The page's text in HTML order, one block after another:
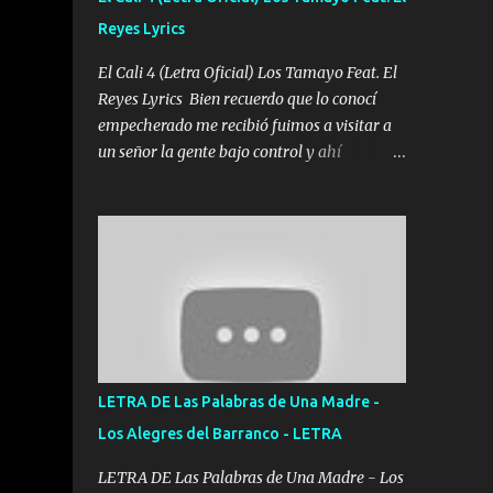
agarrar el vuelo y la mente y tranquilizando
Tomense un buen trago Y así es como
empezamos los versos que voy cantando
(Music) A vido alta y bajas La carreta se
atora Pero nunca le aflojamos Ya me han
pasado cosas Y aunque ustedes no sepan
es...
Reyes Lyrics
El Cali 4 (Letra Oficial) Los Tamayo Feat. El
Reyes Lyrics Bien recuerdo que lo conocí
empecherado me recibió fuimos a visitar a
un señor la gente bajo control y ahí
reglas no secuestr0 no r0bar De La C giró la
orden nos comanda el doble P bien firmes
con Alto PRIETO y la camisa es color Verde y
peleam0s la Bandera por todita a la ciudad
con los drones patrullando la Frontera De
blancas ya hace falta mi APA FLACO verde
se le extraña pa que sepan Aquí Pura GENTE
LETRA DE Las Palabras de Una Madre -
Los Alegres del Barranco - LETRA
LETRA DE Las Palabras de Una Madre - Los